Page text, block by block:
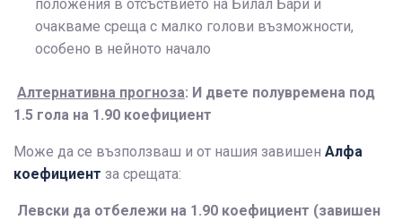
положения в отсъствието на Билал Бари и
очакваме среща с малко голови възможности,
особено в нейното начало
Алтернативна прогноза: И двете полувремена под
1.5 гола на 1.90 коефициент
Може да се възползваш и от нашия завишен Алфа
коефициент за срещата:
Левски да отбележи на 1.90 коефициент (завишен